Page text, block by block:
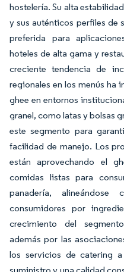
hostelería. Su alta
y sus auténticos perfiles de
preferida para
hoteles de alta gama y
creciente tendencia de
regionales en los menús ha
ghee en entornos
granel, como latas y bolsas
este segmento para
facilidad de manejo. Los
están aprovechando el
comidas listas para
panadería,
consumidores por
crecimiento del
además por las
los servicios de catering
suministro y una calidad